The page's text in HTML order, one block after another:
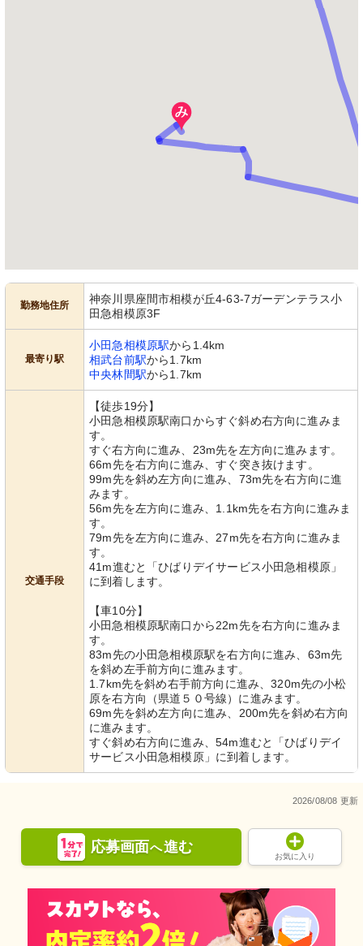
勤務地住所
神奈川県座間市相模が丘4-63-7ガーデンテラス小
田急相模原3F
最寄り駅
小田急相模原駅から1.4km
相武台前駅から1.7km
中央林間駅から1.7km
交通手段
【徒歩19分】
小田急相模原駅南口からすぐ斜め右方向に進みま
す。
すぐ右方向に進み、23m先を左方向に進みます。
66m先を右方向に進み、すぐ突き抜けます。
99m先を斜め左方向に進み、73m先を右方向に進
みます。
56m先を左方向に進み、1.1km先を右方向に進みま
す。
79m先を左方向に進み、27m先を右方向に進みま
す。
41m進むと「ひばりデイサービス小田急相模原」
に到着します。
【車10分】
小田急相模原駅南口から22m先を右方向に進みま
す。
83m先の小田急相模原駅を右方向に進み、63m先
を斜め左手前方向に進みます。
1.7km先を斜め右手前方向に進み、320m先の小松
原を右方向（県道５０号線）に進みます。
69m先を斜め左方向に進み、200m先を斜め右方向
に進みます。
すぐ斜め右方向に進み、54m進むと「ひばりデイ
サービス小田急相模原」に到着します。
2026/08/08 更新
応募画面へ進む
お気に入り